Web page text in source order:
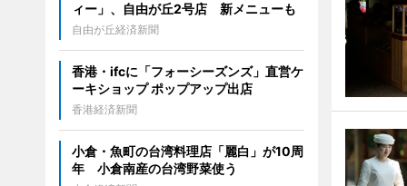
ィー」、自由が丘2号店 新メニューも
自由が丘経済新聞
香港・ifcに「フォーシーズンズ」直営ケ
ーキショップ ポップアップ出店
香港経済新聞
小倉・魚町の台湾料理店「麗白」が10周
年 小倉南産の台湾野菜使う